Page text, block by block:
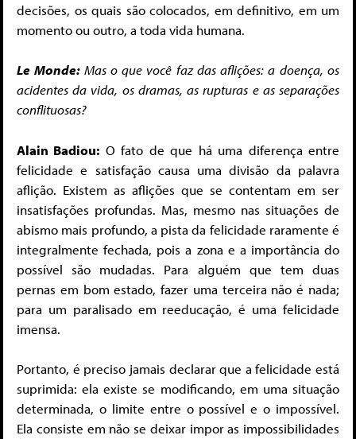
decisões, os quais são colocados, em definitivo, em um
momento ou outro, a toda vida humana.
Le Monde:Mas o que você faz das aflições: a doença, os
acidentes da vida, os dramas, as rupturas e as separações
conflituosas?
Alain Badiou: O fato de que há uma diferença entre
felicidade e satisfação causa uma divisão da palavra
aflição. Existem as aflições que se contentam em ser
insatisfações profundas. Mas, mesmo nas situações de
abismo mais profundo, a pista da felicidade raramente é
integralmente fechada, pois a zona e a importância do
possível são mudadas. Para alguém que tem duas
pernas em bom estado, fazer uma terceira não é nada;
para um paralisado em reeducação, é uma felicidade
imensa.
Portanto, é preciso jamais declarar que a felicidade está
suprimida: ela existe se modificando, em uma situação
determinada, o limite entre o possível e o impossível.
Ela consiste em não se deixar impor as impossibilidades